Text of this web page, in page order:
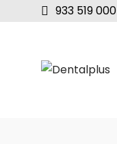
933 519 000